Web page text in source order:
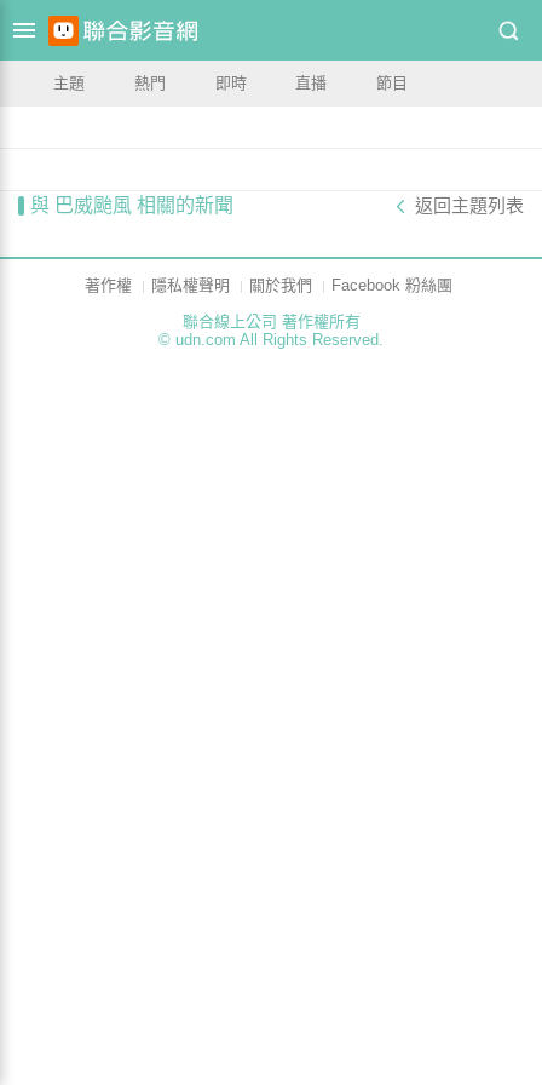
主題 熱門 即時 直播 節目
與 巴威颱風 相關的新聞 返回主題列表
著作權 隱私權聲明 關於我們
Facebook 粉絲團
聯合線上公司 著作權所有
© udn.com All Rights Reserved.